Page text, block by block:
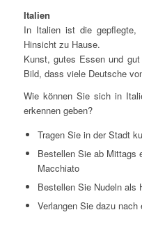
Italien
In Italien ist die gepflegte,
Hinsicht zu Hause.
Kunst, gutes Essen und
Bild, dass viele Deutsche
Wie können Sie sich in
erkennen geben?
Tragen Sie in der Stadt
Bestellen Sie ab Mittags
Macchiato
Bestellen Sie Nudeln als
Verlangen Sie dazu nach